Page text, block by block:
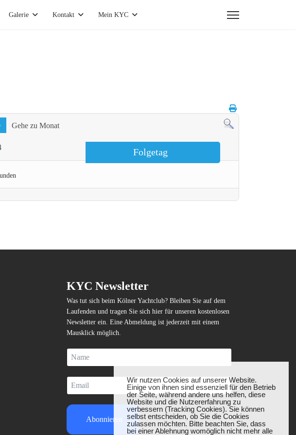
Wir nutzen Cookies auf unserer Website.
Einige von ihnen sind essenziell für den Betrieb
der Seite, während andere uns helfen, diese
Website und die Nutzererfahrung zu
verbessern (Tracking Cookies). Sie können
selbst entscheiden, ob Sie die Cookies
zulassen möchten. Bitte beachten Sie, dass
bei einer Ablehnung womöglich nicht mehr alle
Galerie Kontakt Mein KYC
Gehe zu Monat
Folgetag
KYC Newsletter
Was tut sich beim Kölner Yachtclub? Bleiben Sie auf dem
Laufenden und tragen Sie sich hier für unseren kostenlosen
Newsletter ein. Eine Abmeldung ist jederzeit mit einem
Mausklick möglich.
Abonnieren